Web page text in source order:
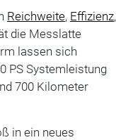
Reichweite, Effizienz,
die Messlatte
lassen sich
PS Systemleistung
700 Kilometer
in ein neues